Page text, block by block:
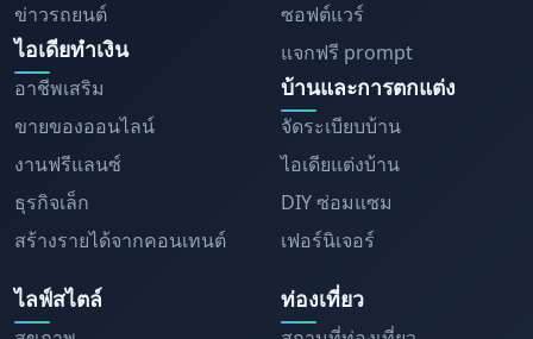
ข่าวรถยนต์
ไอเดียทำเงิน
อาชีพเสริม
ขายของออนไลน์
งานฟรีแลนซ์
ธุรกิจเล็ก
สร้างรายได้จากคอนเทนต์
ซอฟต์แวร์
แจกฟรี prompt
บ้านและการตกแต่ง
จัดระเบียบบ้าน
ไอเดียแต่งบ้าน
DIY ซ่อมแซม
เฟอร์นิเจอร์
ไลฟ์สไตล์ ท่องเที่ยว